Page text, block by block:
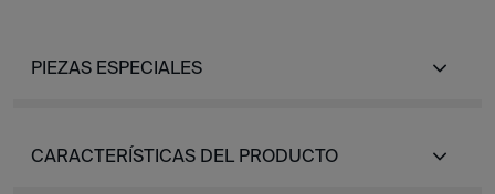
PIEZAS ESPECIALES
CARACTERÍSTICAS DEL PRODUCTO